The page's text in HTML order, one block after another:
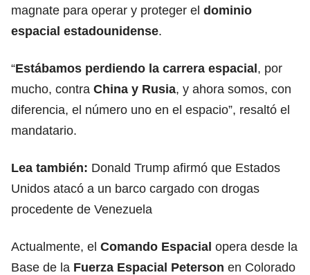
magnate para operar y proteger el dominio
espacial estadounidense.
“Estábamos perdiendo la carrera espacial, por
mucho, contra China y Rusia, y ahora somos, con
diferencia, el número uno en el espacio”, resaltó el
mandatario.
Lea también: Donald Trump afirmó que Estados
Unidos atacó a un barco cargado con drogas
procedente de Venezuela
Actualmente, el Comando Espacial opera desde la
Base de la Fuerza Espacial Peterson en Colorado